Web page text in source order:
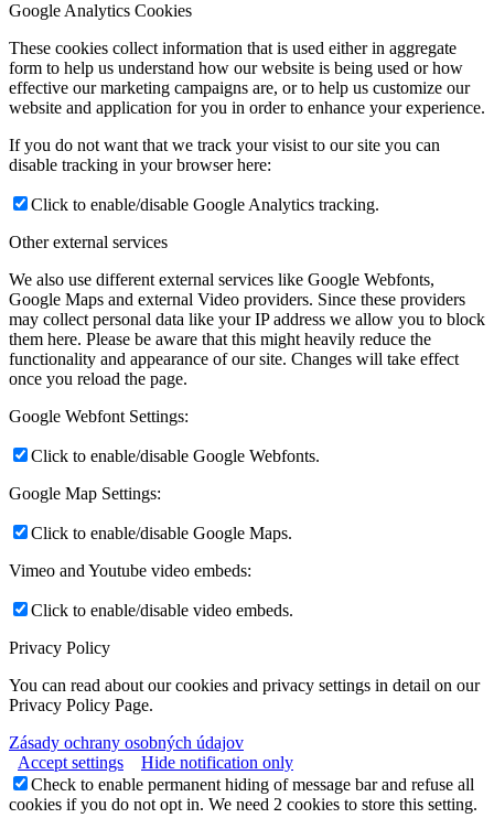
Google Analytics Cookies
These cookies collect information that is used either in aggregate
form to help us understand how our website is being used or how
effective our marketing campaigns are, or to help us customize our
website and application for you in order to enhance your experience.
If you do not want that we track your visist to our site you can
disable tracking in your browser here:
Click to enable/disable Google Analytics tracking.
Other external services
We also use different external services like Google Webfonts,
Google Maps and external Video providers. Since these providers
may collect personal data like your IP address we allow you to block
them here. Please be aware that this might heavily reduce the
functionality and appearance of our site. Changes will take effect
once you reload the page.
Google Webfont Settings:
Click to enable/disable Google Webfonts.
Google Map Settings:
Click to enable/disable Google Maps.
Vimeo and Youtube video embeds:
Click to enable/disable video embeds.
Privacy Policy
You can read about our cookies and privacy settings in detail on our
Privacy Policy Page.
Zásady ochrany osobných údajov
Accept settings
Hide notification only
Check to enable permanent hiding of message bar and refuse all
cookies if you do not opt in. We need 2 cookies to store this setting.